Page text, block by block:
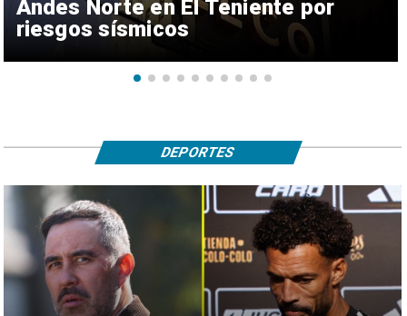
Andes Norte en El Teniente por
riesgos sísmicos
DEPORTES